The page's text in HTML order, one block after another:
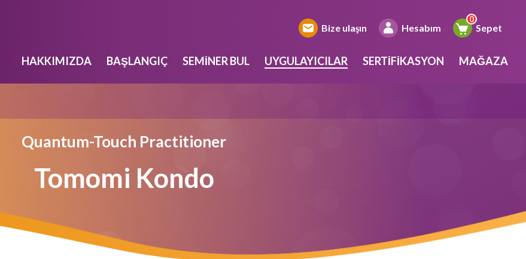
Bize ulaşın Hesabım Sepet
HAKKIMIZDA BAŞLANGIÇ SEMINER BUL UYGULAYICILAR SERTIFIKASYON MAĞAZA
Quantum-Touch Practitioner
Tomomi Kondo